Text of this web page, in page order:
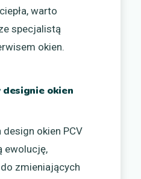
warto
specjalistą
okien.
okien
okien PCV
ewolucję,
zmieniających